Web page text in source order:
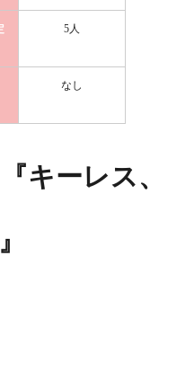
5人
なし
『キーレス、
』